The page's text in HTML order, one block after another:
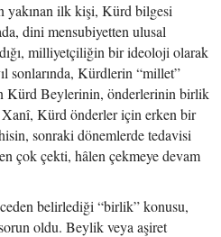
yakınan ilk kişi, Kürd bilgesi
dini mensubiyetten ulusal
milliyetçiliğin bir ideoloji olarak
sonlarında, Kürdlerin “millet”
Kürd Beylerinin, önderlerinin birlik
Kürd önderler için erken bir
sonraki dönemlerde tedavisi
çok çekti, hâlen çekmeye devam
belirlediği “birlik” konusu,
oldu. Beylik veya aşiret